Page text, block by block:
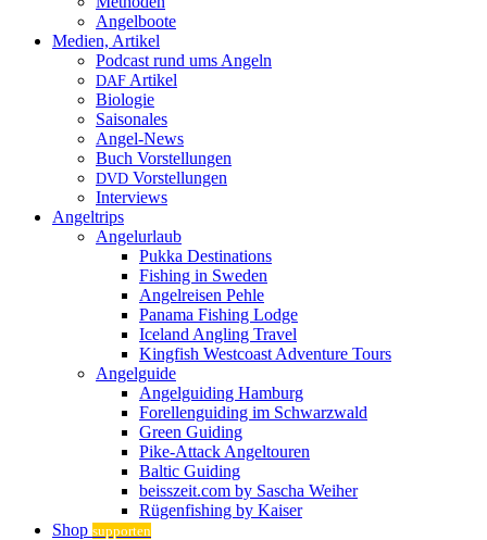
Angelboote
Medien, Artikel
Podcast rund ums Angeln
DAF Artikel
Biologie
Saisonales
Angel-News
Buch Vorstellungen
DVD Vorstellungen
Interviews
Angeltrips
Angelurlaub
Pukka Destinations
Fishing in Sweden
Angelreisen Pehle
Panama Fishing Lodge
Iceland Angling Travel
Kingfish Westcoast Adventure Tours
Angelguide
Angelguiding Hamburg
Forellenguiding im Schwarzwald
Green Guiding
Pike-Attack Angeltouren
Baltic Guiding
beisszeit.com by Sascha Weiher
Rügenfishing by Kaiser
Shop supporten